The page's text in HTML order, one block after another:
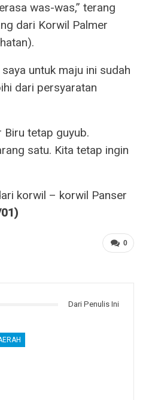
was-was,” terang
dari Korwil Palmer
untuk maju ini sudah
dari persyaratan
Biru tetap guyub.
satu. Kita tetap ingin
korwil – korwil Panser
0
Dari Penulis Ini